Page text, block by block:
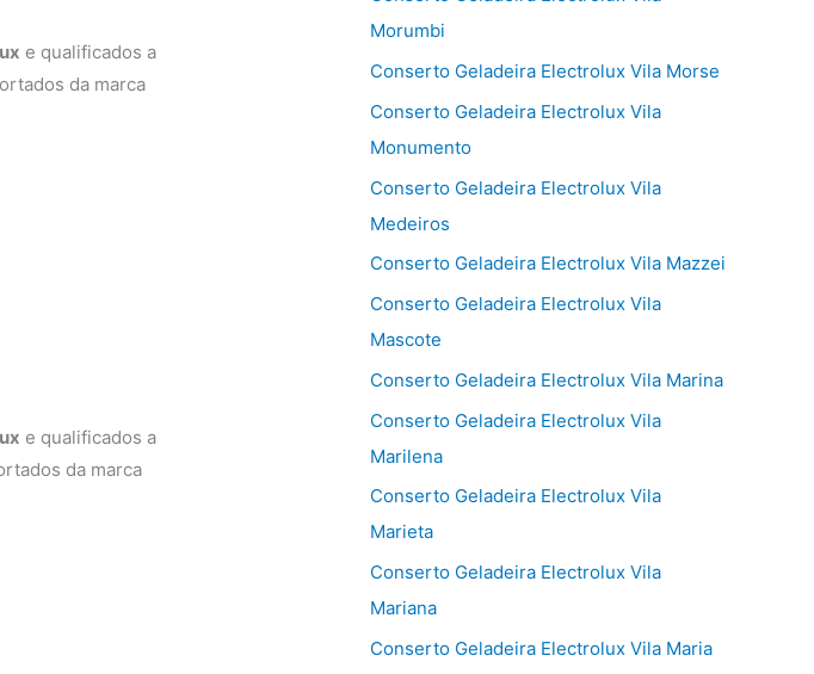
e qualificados a
da marca
e qualificados a
da marca
Morumbi
Conserto Geladeira Electrolux Vila Morse
Conserto Geladeira Electrolux Vila
Monumento
Conserto Geladeira Electrolux Vila
Medeiros
Conserto Geladeira Electrolux Vila Mazzei
Conserto Geladeira Electrolux Vila
Mascote
Conserto Geladeira Electrolux Vila Marina
Conserto Geladeira Electrolux Vila
Marilena
Conserto Geladeira Electrolux Vila
Marieta
Conserto Geladeira Electrolux Vila
Mariana
Conserto Geladeira Electrolux Vila Maria